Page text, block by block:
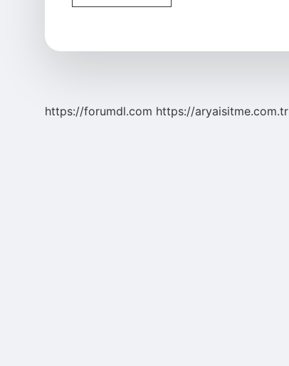
Diba
https://forumdl.com https://aryaisitme.com.tr